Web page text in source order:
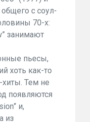
с соул-
70-х:
занимают
пьесы,
хоть как-то
Тем не
появляются
и,
из